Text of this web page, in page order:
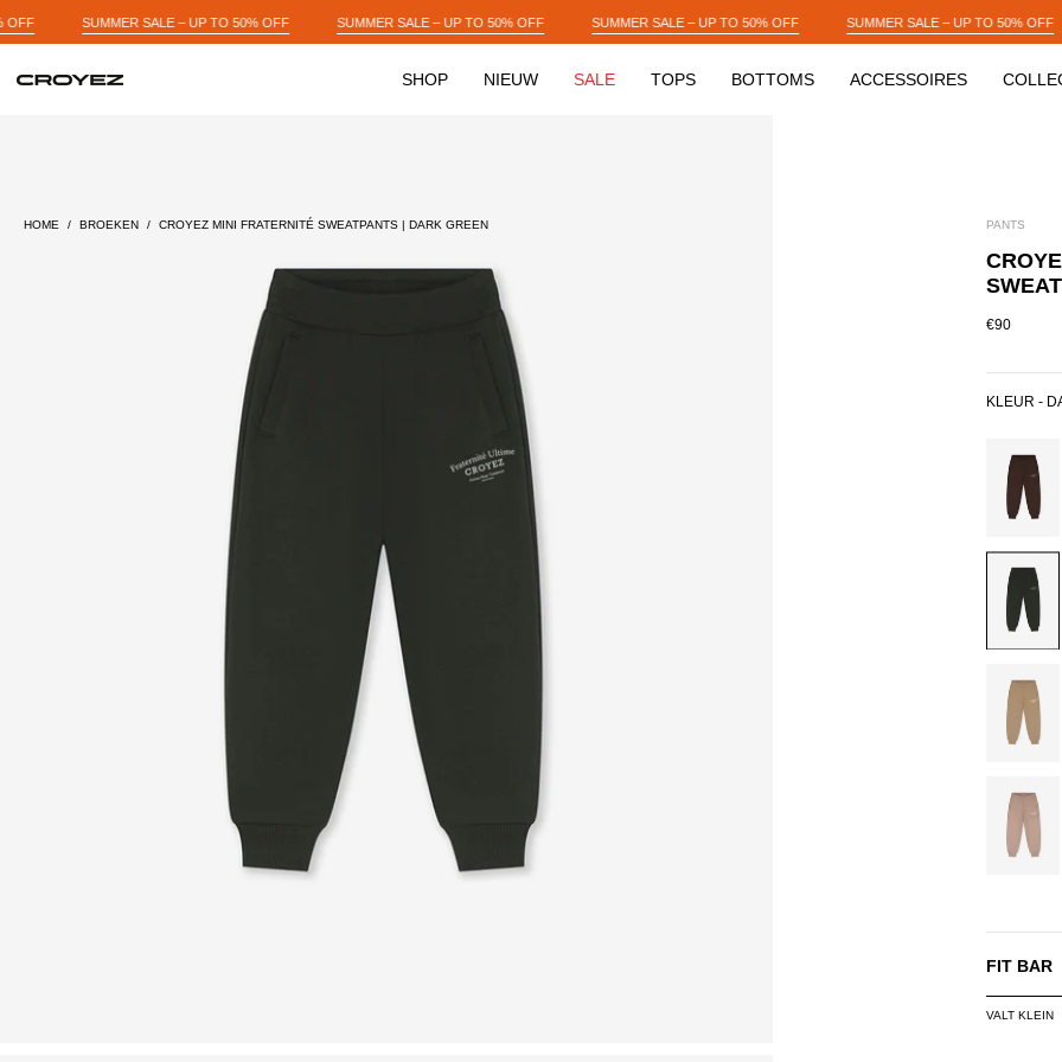
Skip
to
content
UP TO 50% OFF SUMMER SALE – UP TO 50% OFF SUMMER SALE – UP TO 50% OFF SUMMER SALE – UP TO 50% OFF SUMMER SALE – UP
SHOP NIEUW SALE TOPS BOTTOMS ACCESSOIRES
HOME / BROEKEN / CROYEZ MINI FRATERNITÉ SWEATPANTS | DARK GREEN PANTS
€90
KLEUR -
BROWN
DARK
GREEN
DUSTY
OLIVE
SAND
FIT BAR
VALT KLEIN